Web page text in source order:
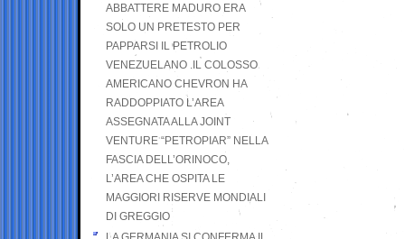
ABBATTERE MADURO ERA
SOLO UN PRETESTO PER
PAPPARSI IL PETROLIO
VENEZUELANO .IL COLOSSO
AMERICANO CHEVRON HA
RADDOPPIATO L’AREA
ASSEGNATA ALLA JOINT
VENTURE “PETROPIAR” NELLA
FASCIA DELL’ORINOCO,
L’AREA CHE OSPITA LE
MAGGIORI RISERVE MONDIALI
DI GREGGIO